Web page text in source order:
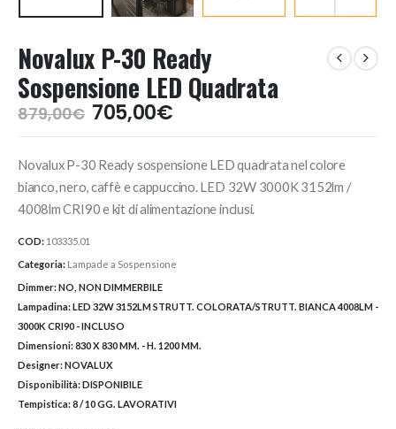
Novalux P-30 Ready
Sospensione LED Quadrata
879,00€ Il
prezzo
era:
879,00€.
705,00€Il
prezzo
è:
705,00€.
Novalux P-30 Ready sospensione LED quadrata nel colore
bianco, nero, caffè e cappuccino. LED 32W 3000K 3152lm /
4008lm CRI90 e kit di alimentazione inclusi.
COD: 103335.01
Categoria: Lampade a Sospensione
Dimmer:NO, NON DIMMERBILE
Lampadina:LED 32W 3152LM STRUTT. COLORATA/STRUTT. BIANCA 4008LM -
3000K CRI90 - INCLUSO
Dimensioni:830 X 830 MM. - H. 1200 MM.
Designer:NOVALUX
Disponibilità:DISPONIBILE
Tempistica:8 / 10 GG. LAVORATIVI